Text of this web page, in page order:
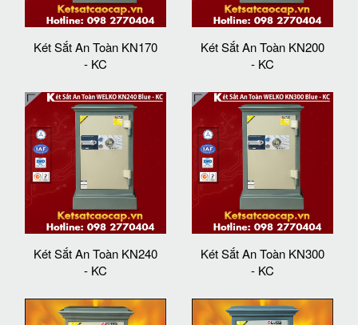
Két Sắt An Toàn KN170
- KC
Két Sắt An Toàn KN200
- KC
Két Sắt An Toàn KN240
- KC
Két Sắt An Toàn KN300
- KC